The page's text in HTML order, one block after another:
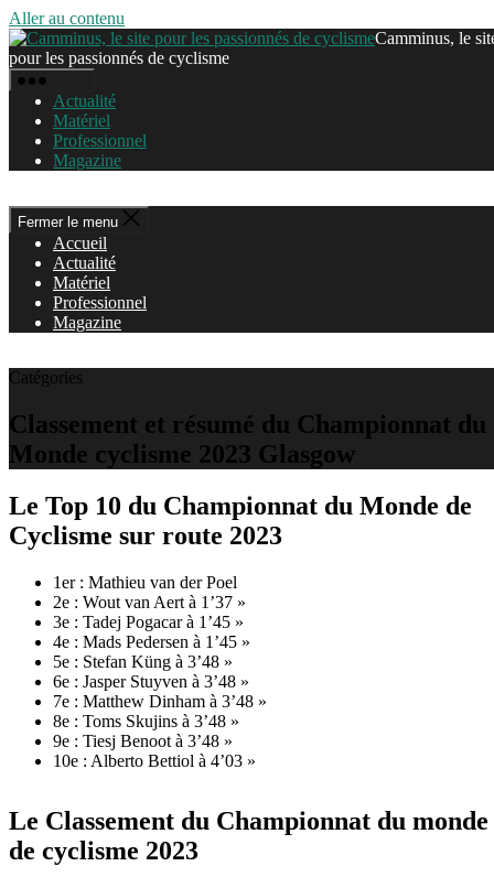
Aller au contenu
Camminus, le
pour les passionnés de cyclisme
Actualité
Matériel
Professionnel
Magazine
Fermer le menu
Accueil
Actualité
Matériel
Professionnel
Magazine
Catégories
Classement et résumé du Championnat du
Monde cyclisme 2023 Glasgow
Le Top 10 du Championnat du Monde de
Cyclisme sur route 2023
1er : Mathieu van der Poel
2e : Wout van Aert à 1’37 »
3e : Tadej Pogacar à 1’45 »
4e : Mads Pedersen à 1’45 »
5e : Stefan Küng à 3’48 »
6e : Jasper Stuyven à 3’48 »
7e : Matthew Dinham à 3’48 »
8e : Toms Skujins à 3’48 »
9e : Tiesj Benoot à 3’48 »
10e : Alberto Bettiol à 4’03 »
Le Classement du Championnat du monde
de cyclisme 2023